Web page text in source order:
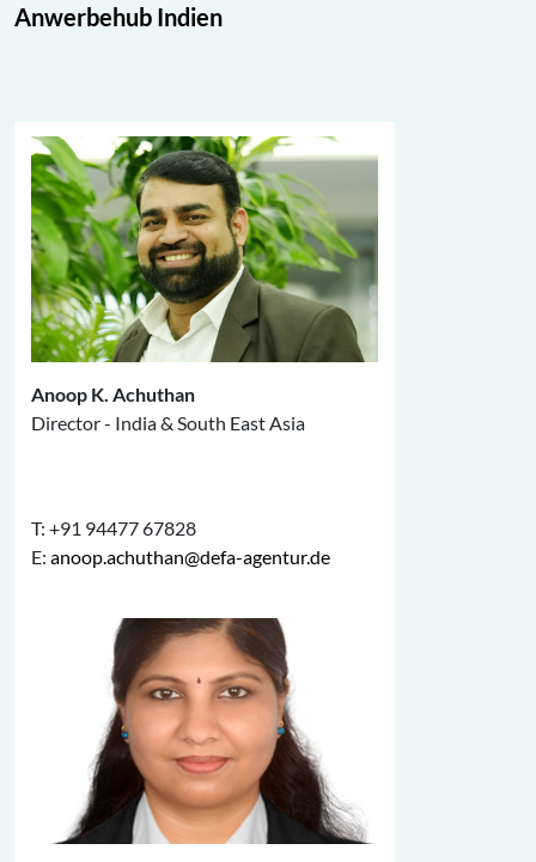
Anwerbehub Indien
Anoop K. Achuthan
Director - India & South East Asia
T: +91 94477 67828
E: anoop.achuthan@defa-agentur.de